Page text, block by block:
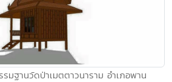
มฐานวัดป่าเมตตาวนาราม อำเภอพาน